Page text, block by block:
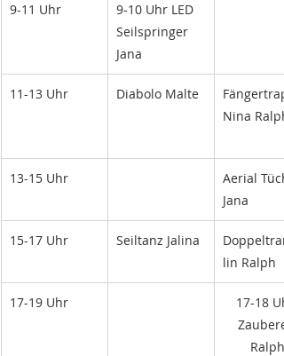
9-11 Uhr
9-10 Uhr LED
Seilspringer
Jana
11-13 Uhr Diabolo Malte
Nina Ralph
13-15 Uhr
Aerial
Jana
15-17 Uhr Seiltanz Jalina
lin Ralph
17-19 Uhr
17-18
Ralph